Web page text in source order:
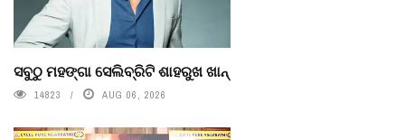
ସବୁଠୁ ମହଙ୍ଗା ସେଲିବ୍ରିଟି ଶାହରୁଖ ଖାନ୍
14823 AUG 06, 2026